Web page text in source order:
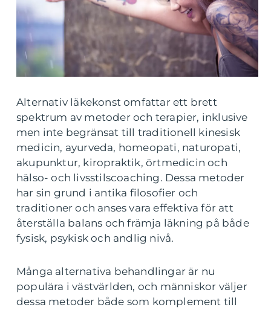
Alternativ läkekonst omfattar ett brett
spektrum av metoder och terapier, inklusive
men inte begränsat till traditionell kinesisk
medicin, ayurveda, homeopati, naturopati,
akupunktur, kiropraktik, örtmedicin och
hälso- och livsstilscoaching. Dessa metoder
har sin grund i antika filosofier och
traditioner och anses vara effektiva för att
återställa balans och främja läkning på både
fysisk, psykisk och andlig nivå.
Många alternativa behandlingar är nu
populära i västvärlden, och människor väljer
dessa metoder både som komplement till